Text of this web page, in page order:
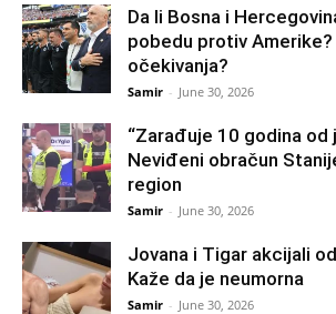
Da li Bosna i
pobedu protiv Amerike?
očekivanja?
Samir - June 30, 2026
“Zarađuje 10 godina od
Neviđeni obračun
region
Samir - June 30, 2026
Jovana i Tigar akcijali
Kaže da je neumorna
Samir - June 30, 2026